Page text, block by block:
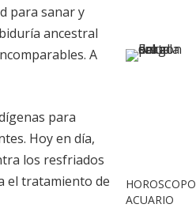
para sanar y
ancestral
A
para
Hoy en día,
los resfriados
el tratamiento de
ACUARIO